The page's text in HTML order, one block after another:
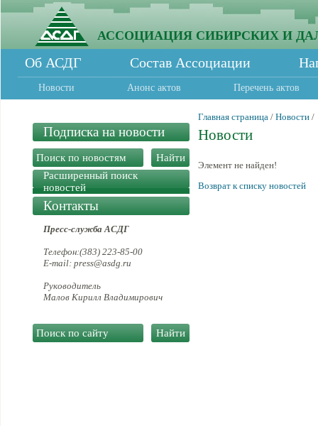
АССОЦИАЦИЯ СИБИРСКИХ И
Об АСДГ Состав Ассоциации
Новости Анонс актов Перечень актов
Подписка на новости
Расширенный поиск
новостей
Контакты
Пресс-служба АСДГ
Телефон:(383) 223-85-00
E-mail: press@asdg.ru
Руководитель
Малов Кирилл Владимирович
Главная страница / Новости /
Новости
Элемент не найден!
Возврат к списку новостей